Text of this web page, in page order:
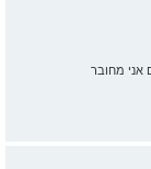
מחובר